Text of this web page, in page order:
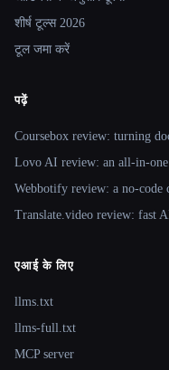
शीर्ष टूल्स 2026
टूल जमा करें
पढ़ें
Coursebox review: turning
Lovo AI review: an all-in-
Webbotify review: a no-code
Translate.video review: fast
एआई के लिए
llms.txt
llms-full.txt
MCP server